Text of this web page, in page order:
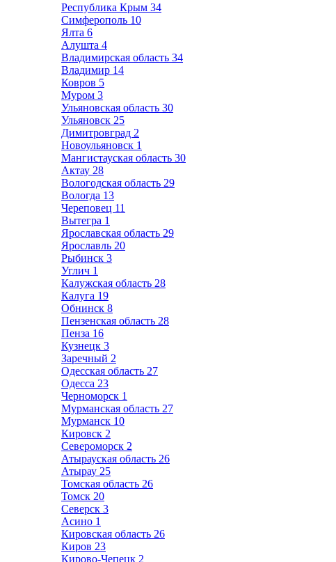
Республика Крым 34
Симферополь 10
Ялта 6
Алушта 4
Владимирская область 34
Владимир 14
Ковров 5
Муром 3
Ульяновская область 30
Ульяновск 25
Димитровград 2
Новоульяновск 1
Мангистауская область 30
Актау 28
Вологодская область 29
Вологда 13
Череповец 11
Вытегра 1
Ярославская область 29
Ярославль 20
Рыбинск 3
Углич 1
Калужская область 28
Калуга 19
Обнинск 8
Пензенская область 28
Пенза 16
Кузнецк 3
Заречный 2
Одесская область 27
Одесса 23
Черноморск 1
Мурманская область 27
Мурманск 10
Кировск 2
Североморск 2
Атырауская область 26
Атырау 25
Томская область 26
Томск 20
Северск 3
Асино 1
Кировская область 26
Киров 23
Кирово-Чепецк 2